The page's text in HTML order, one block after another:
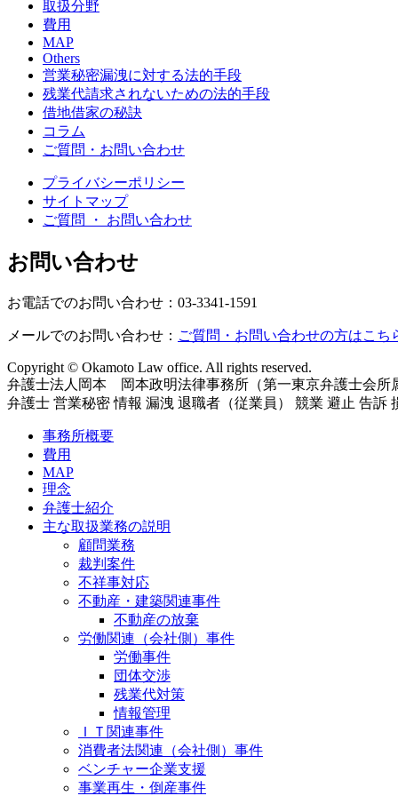
取扱分野
費用
MAP
Others
営業秘密漏洩に対する法的手段
残業代請求されないための法的手段
借地借家の秘訣
コラム
ご質問・お問い合わせ
プライバシーポリシー
サイトマップ
ご質問 ・ お問い合わせ
お問い合わせ
お電話でのお問い合わせ：03-3341-1591
メールでのお問い合わせ： ご質問・お問い合わせの方はこち
Copyright © Okamoto Law office. All rights reserved.
弁護士法人岡本 岡本政明法律事務所（第一東京弁護士会所
弁護士 営業秘密 情報 漏洩 退職者（従業員） 競業 避止 告訴
事務所概要
費用
MAP
理念
弁護士紹介
主な取扱業務の説明
顧問業務
裁判案件
不祥事対応
不動産・建築関連事件
不動産の放棄
労働関連（会社側）事件
労働事件
団体交渉
残業代対策
情報管理
ＩＴ関連事件
消費者法関連（会社側）事件
ベンチャー企業支援
事業再生・倒産事件